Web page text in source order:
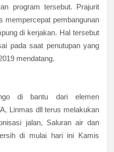
program tersebut. Prajurit
mempercepat pembangunan
di kerjakan. Hal tersebut
pada saat penutupan yang
mendatang.
di bantu dari elemen
Linmas dll terus melakukan
jalan, Saluran air dan
di mulai hari ini Kamis